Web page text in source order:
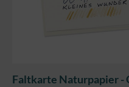
Faltkarte Naturpapier -